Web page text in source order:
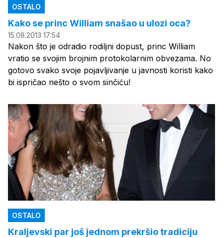
OSTALO
Kako se princ William snašao u ulozi oca?
15.08.2013 17:54
Nakon što je odradio rodiljni dopust, princ William
vratio se svojim brojnim protokolarnim obvezama. No
gotovo svako svoje pojavljivanje u javnosti koristi kako
bi ispričao nešto o svom sinčiću!
OSTALO
Kraljevski par još jednom prekršio tradiciju